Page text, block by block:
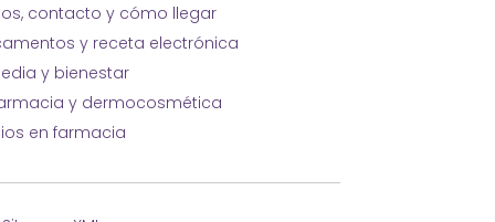
contacto y cómo llegar
y receta electrónica
y bienestar
y dermocosmética
en farmacia